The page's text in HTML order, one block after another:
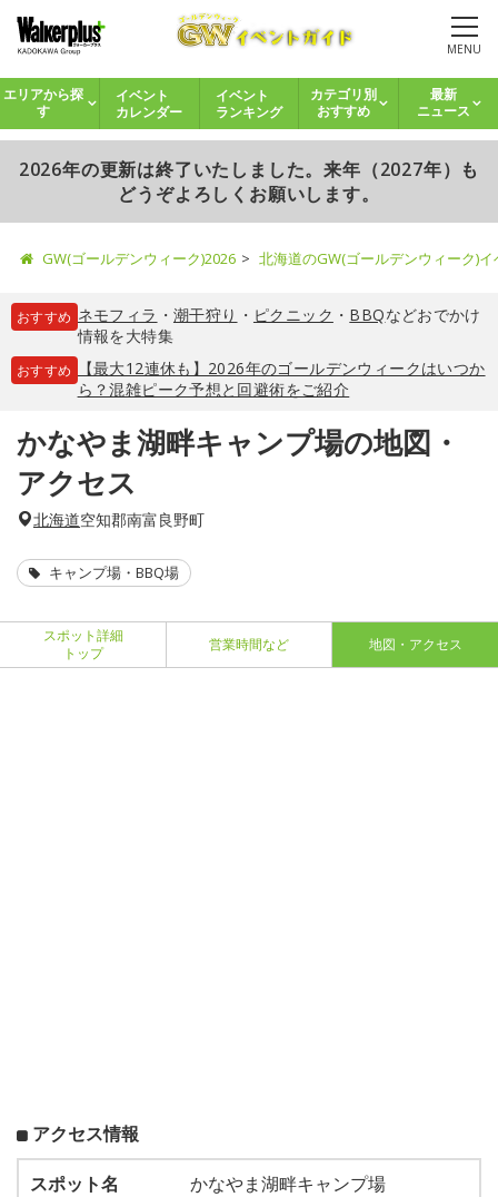
MENU
エリアから探
す
イベント
カレンダー
イベント
ランキング
カテゴリ別
おすすめ
最新
ニュース
2026年の更新は終了いたしました。来年（2027年）も
どうぞよろしくお願いします。
GW(ゴールデンウィーク)2026 北海道のGW(ゴールデンウィーク)
おすすめ ネモフィラ ・ 潮干狩り ・ ピクニック ・ BBQなどおでかけ
情報を大特集
おすすめ
【最大12連休も】2026年のゴールデンウィークはいつか
ら？混雑ピーク予想と回避術をご紹介
かなやま湖畔キャンプ場の地図・
アクセス
北海道空知郡南富良野町
キャンプ場・BBQ場
スポット詳細
トップ
営業時間など 地図・アクセス
アクセス情報
スポット名
かなやま湖畔キャンプ場